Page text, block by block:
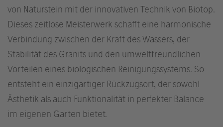
von Naturstein mit der innovativen Technik von Biotop.
Dieses zeitlose Meisterwerk schafft eine harmonische
Verbindung zwischen der Kraft des Wassers, der
Stabilität des Granits und den umweltfreundlichen
Vorteilen eines biologischen Reinigungssystems. So
entsteht ein einzigartiger Rückzugsort, der sowohl
Ästhetik als auch Funktionalität in perfekter Balance
im eigenen Garten bietet.